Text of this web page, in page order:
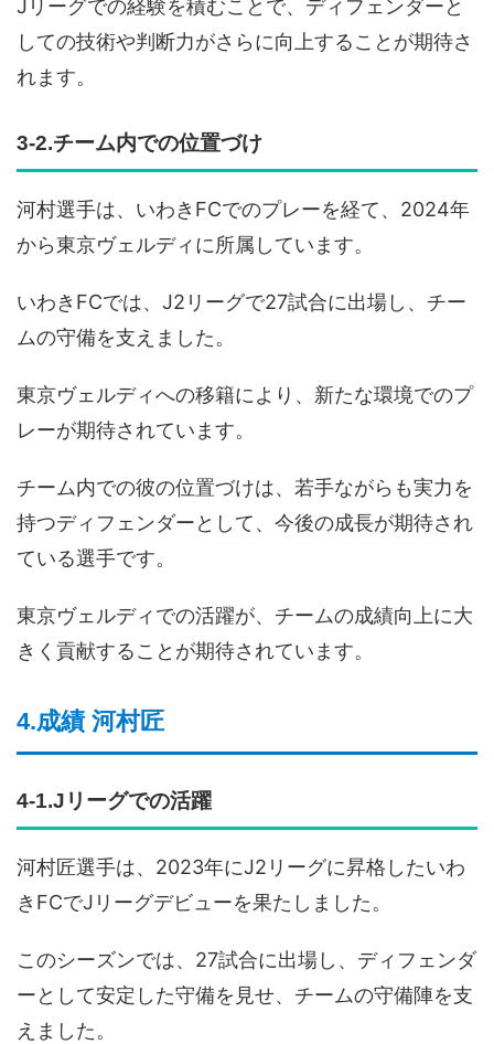
Jリーグでの経験を積むことで、ディフェンダーと
しての技術や判断力がさらに向上することが期待さ
れます。
3-2.チーム内での位置づけ
河村選手は、いわきFCでのプレーを経て、2024年
から東京ヴェルディに所属しています。
いわきFCでは、J2リーグで27試合に出場し、チー
ムの守備を支えました。
東京ヴェルディへの移籍により、新たな環境でのプ
レーが期待されています。
チーム内での彼の位置づけは、若手ながらも実力を
持つディフェンダーとして、今後の成長が期待され
ている選手です。
東京ヴェルディでの活躍が、チームの成績向上に大
きく貢献することが期待されています。
4.成績 河村匠
4-1.Jリーグでの活躍
河村匠選手は、2023年にJ2リーグに昇格したいわ
きFCでJリーグデビューを果たしました。
このシーズンでは、27試合に出場し、ディフェンダ
ーとして安定した守備を見せ、チームの守備陣を支
えました。